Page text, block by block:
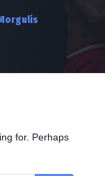
for. Perhaps